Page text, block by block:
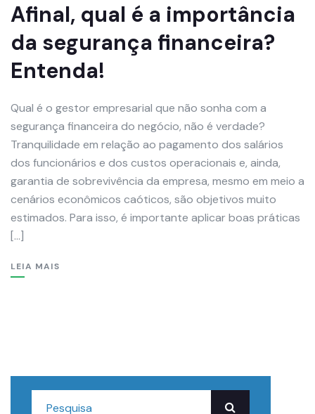
Afinal, qual é a importância
da segurança financeira?
Entenda!
Qual é o gestor empresarial que não sonha com a
segurança financeira do negócio, não é verdade?
Tranquilidade em relação ao pagamento dos salários
dos funcionários e dos custos operacionais e, ainda,
garantia de sobrevivência da empresa, mesmo em meio a
cenários econômicos caóticos, são objetivos muito
estimados. Para isso, é importante aplicar boas práticas
[…]
LEIA MAIS